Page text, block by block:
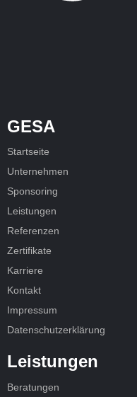
GESA
Startseite
Unternehmen
Sponsoring
Leistungen
Referenzen
Zertifikate
Karriere
Kontakt
Impressum
Datenschutzerklärung
Leistungen
Beratungen